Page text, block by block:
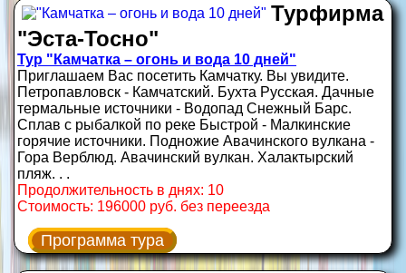
Турфирма
"Эста-Тосно"
Тур "Камчатка – огонь и вода 10 дней"
Приглашаем Вас посетить Камчатку. Вы увидите.
Петропавловск - Камчатский. Бухта Русская. Дачные
термальные источники - Водопад Снежный Барс.
Сплав с рыбалкой по реке Быстрой - Малкинские
горячие источники. Подножие Авачинского вулкана -
Гора Верблюд. Авачинский вулкан. Халактырский
пляж. . .
Продолжительность в днях: 10
Стоимость: 196000 руб. без переезда
Программа тура